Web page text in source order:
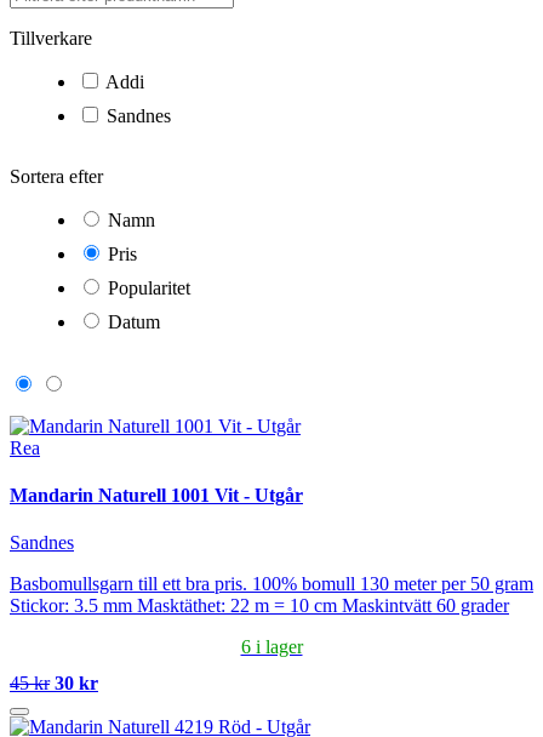
Tillverkare
Addi
Sandnes
Sortera efter
Namn
Pris
Popularitet
Datum
Rea
Mandarin Naturell 1001 Vit - Utgår
Sandnes
Basbomullsgarn till ett bra pris. 100% bomull 130 meter per 50 gram
Stickor: 3.5 mm Masktäthet: 22 m = 10 cm Maskintvätt 60 grader
6 i lager
45 kr 30 kr